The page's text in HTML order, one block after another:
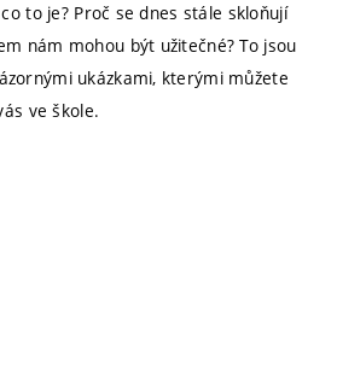
to je? Proč se dnes stále skloňují
nám mohou být užitečné? To jsou
ukázkami, kterými můžete
ve škole.